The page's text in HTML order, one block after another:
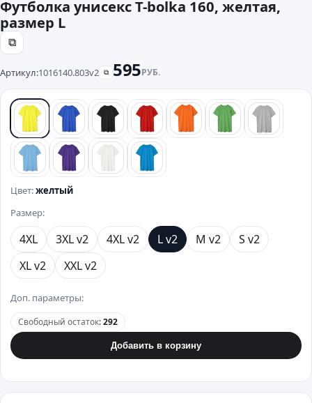
Футболка унисекс T-bolka 160, желтая,
размер L
⧉
Артикул:1016140.803v2 ⧉ 595РУБ.
желтый синий черныйкрасныйоранжевый
зеленыйсерый
голубойфиолетовый
белый бирюзовый
Цвет:желтый
Размер:
4XL 3XL v2 4XL v2 L v2 M v2
S v2
XL v2
XXL v2
Доп. параметры:
Свободный остаток:292
Добавить в корзину